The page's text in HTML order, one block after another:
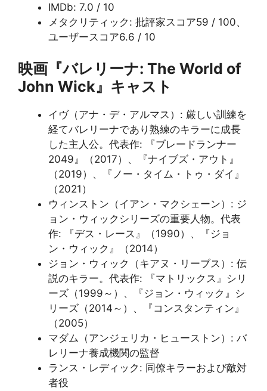
IMDb: 7.0 / 10
メタクリティック: 批評家スコア59 / 100、
ユーザースコア6.6 / 10
映画『バレリーナ: The World of
John Wick』キャスト
イヴ（アナ・デ・アルマス）: 厳しい訓練を
経てバレリーナであり熟練のキラーに成長
した主人公。代表作: 『ブレードランナー
2049』（2017）、『ナイブズ・アウト』
（2019）、『ノー・タイム・トゥ・ダイ』
（2021）
ウィンストン（イアン・マクシェーン）: ジ
ョン・ウィックシリーズの重要人物。代表
作: 『デス・レース』（1990）、『ジョ
ン・ウィック』（2014）
ジョン・ウィック（キアヌ・リーブス）: 伝
説のキラー。代表作: 『マトリックス』シリ
ーズ（1999～）、『ジョン・ウィック』シ
リーズ（2014～）、『コンスタンティン』
（2005）
マダム（アンジェリカ・ヒューストン）: バ
レリーナ養成機関の監督
ランス・レディック: 同僚キラーおよび敵対
者役